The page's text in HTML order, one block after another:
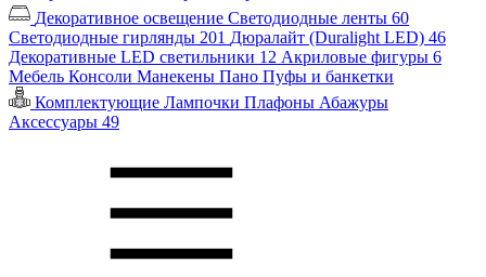
Декоративное освещение Светодиодные ленты 60
Светодиодные гирлянды 201 Дюралайт (Duralight LED) 46
Декоративные LED светильники 12 Акриловые фигуры 6
Мебель Консоли Манекены Пано Пуфы и банкетки
Комплектующие Лампочки Плафоны Абажуры
Аксессуары 49